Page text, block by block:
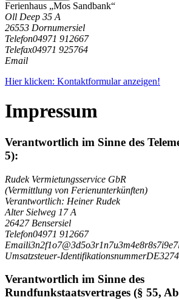
Ferienhaus „Mos Sandbank“
Oll Deep 35 A
26553 Dornumersiel
Telefon04971 912667
Telefax04971 925764
Email
Hier klicken: Kontaktformular anzeigen!
Impressum
Verantwortlich im Sinne des
5):
Rudek Vermietungsservice GbR
(Vermittlung von Ferienunterkünften)
Verantwortlich: Heiner Rudek
Alter Sielweg 17 A
26427 Bensersiel
Telefon04971 912667
Emaili3n2f1o7@3d5o3r1n7u3m4e8r8s7i9e7
Umsatzsteuer-Identifikationsnummer
Verantwortlich im Sinne des
Rundfunkstaatsvertrages (§ 55,